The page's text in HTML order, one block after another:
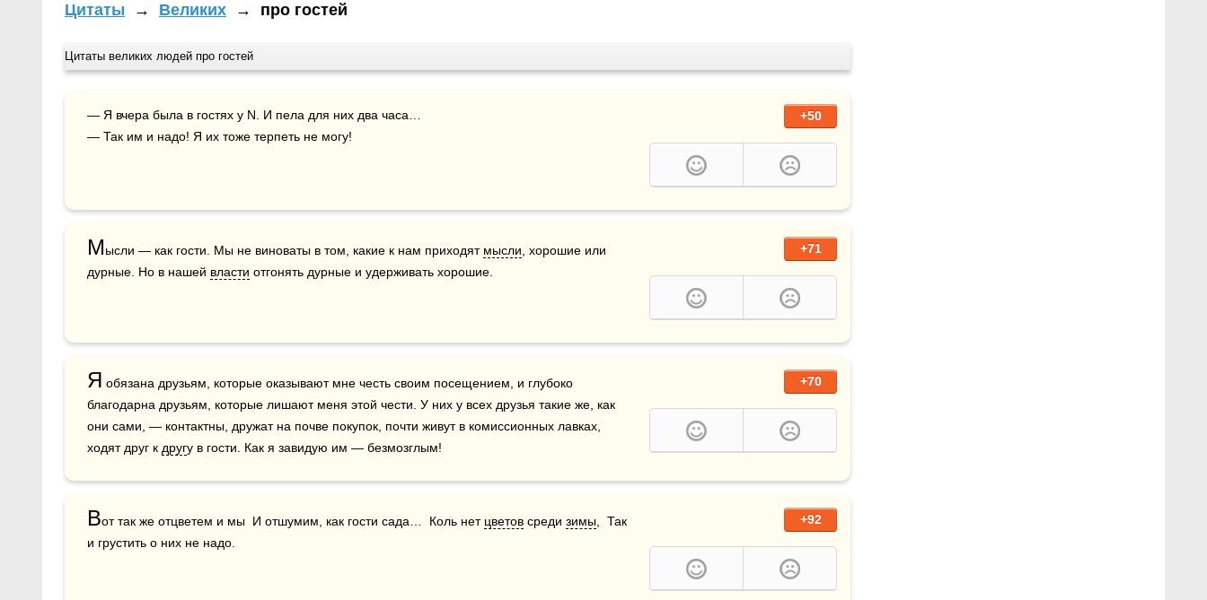
Цитаты → Великих → про гостей
Цитаты великих людей про гостей
+50
— Я вчера была в гостях у N. И пела для них два часа…
— Так им и надо! Я их тоже терпеть не могу!
+71
Мысли — как гости. Мы не виноваты в том, какие к нам приходят мысли , хорошие или
дурные. Но в нашей власти отгонять дурные и удерживать хорошие.
+70
Я обязана друзьям, которые оказывают мне честь своим посещением, и глубоко
благодарна друзьям, которые лишают меня этой чести. У них у всех друзья такие же, как
они сами, — контактны, дружат на почве покупок, почти живут в комиссионных лавках,
ходят друг к другу в гости. Как я завидую им — безмозглым!
+92
Вот так же отцветем и мы  И отшумим, как гости сада…  Коль нет цветов среди зимы ,  Так
и грустить о них не надо.